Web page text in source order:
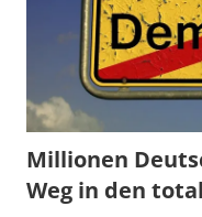
Untergangs",
"Hexenjagd",
und
Deutschland"
Millionen
Weg in den